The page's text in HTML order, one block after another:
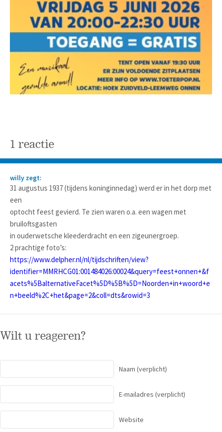
1 reactie
willy zegt:
31 augustus 1937 (tijdens koninginnedag) werd er in het dorp met
een
optocht feest gevierd. Te zien waren o.a. een wagen met
bruiloftsgasten
in ouderwetsche kleederdracht en een zigeunergroep.
2 prachtige foto’s:
https://www.delpher.nl/nl/tijdschriften/view?
identifier=MMRHCG01:001484026:00024&query=feest+onnen+&f
acets%5BalternativeFacet%5D%5B%5D=Noorden+in+woord+e
n+beeld%2C+het&page=2&coll=dts&rowid=3
Wilt u reageren?
Naam (verplicht)
E-mailadres (verplicht)
Website